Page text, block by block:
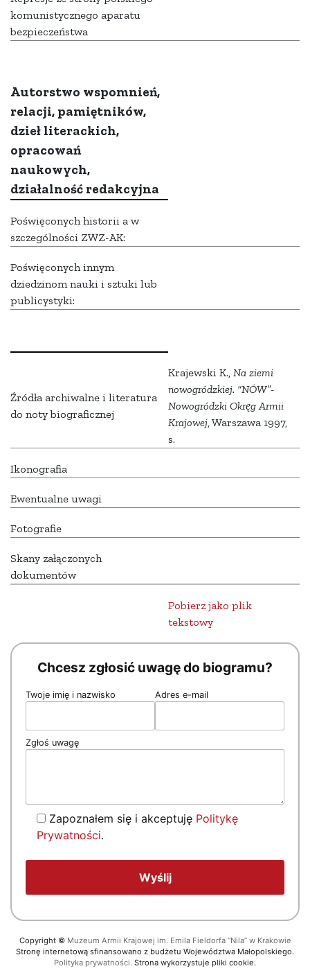
komunistycznego aparatu
bezpieczeństwa
Autorstwo wspomnień,
relacji, pamiętników,
dzieł literackich,
opracowań
naukowych,
działalność redakcyjna
Poświęconych historii a w
szczególności ZWZ-AK:
Poświęconych innym
dziedzinom nauki i sztuki lub
publicystyki:
Źródła archiwalne i literatura
do noty biograficznej
Krajewski K., Na ziemi
nowogródzkiej. “NÓW”-
Nowogródzki Okręg Armii
Krajowej, Warszawa 1997,
s.
Ikonografia
Ewentualne uwagi
Fotografie
Skany załączonych
dokumentów
Pobierz jako plik
tekstowy
Chcesz zgłosić uwagę do biogramu?
Twoje imię i nazwisko Adres e-mail
Zgłoś uwagę
Zapoznałem się i akceptuję Politykę
Prywatności.
Copyright © Muzeum Armii Krajowej im. Emila Fieldorfa “Nila” w Krakowie
Stronę internetową sfinansowano z budżetu Województwa Małopolskiego.
Polityka prywatności. Strona wykorzystuje pliki cookie.